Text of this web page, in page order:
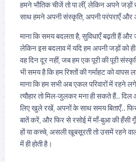
हमने भौतिक चीजें तो पा लीं, लेकिन अपने
साथ हमने अपनी संस्कृति, अपनी परंपराएँ और
माना कि समय बदलता है, सुविधाएँ बढ़ती हैं और
लेकिन इस बदलाव में यदि हम अपनी जड़ों को ही
वह दिन दूर नहीं, जब हम एक पूरी की पूरी
भी समय है कि हम रिश्तों की गर्माहट को वापस
माना कि हम सभी अब एकल परिवारों में रहने
त्यौहार तो मिल-जुलकर मना ही सकते हैं..
लिए खुले रखें, अपनों के साथ समय बिताएँ..
बातें करें, और फिर से रसोई में माँ-बुआ की
हों या कच्चे, असली खूबसूरती तो उसमें रहने
में ही होती है।